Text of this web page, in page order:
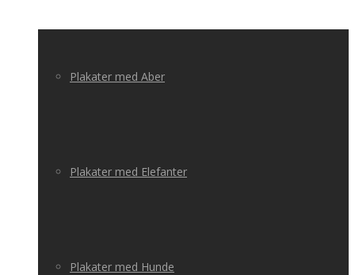
Plakater med Aber
Plakater med Elefanter
Plakater med Hunde